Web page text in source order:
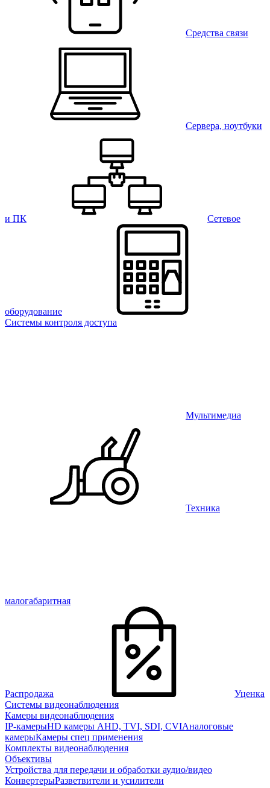
Средства связи
Сервера, ноутбуки
и ПК Сетевое
оборудование
Системы контроля доступа
Мультимедиа
Техника
малогабаритная
Распродажа
Уценка
Системы видеонаблюдения
Камеры видеонаблюдения
IP-камерыHD камеры AHD, TVI, SDI, CVIАналоговые
камерыКамеры спец применения
Комплекты видеонаблюдения
Объективы
Устройства для передачи и обработки аудио/видео
КонвертерыРазветвители и усилители